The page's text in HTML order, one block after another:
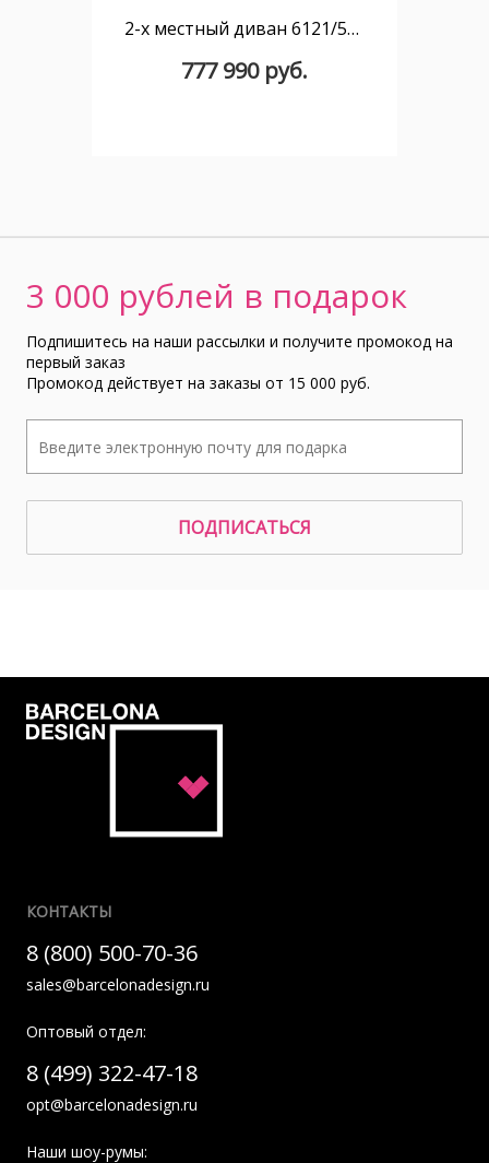
2-х местный диван 6121/5320-2P с обивкой из кожи и механизмом relax
777 990 руб.
3 000 рублей в подарок
Подпишитесь на наши рассылки и получите промокод на
первый заказ
Промокод действует на заказы от 15 000 руб.
ПОДПИСАТЬСЯ
КОНТАКТЫ
8 (800) 500-70-36
sales@barcelonadesign.ru
Оптовый отдел:
8 (499) 322-47-18
opt@barcelonadesign.ru
Наши шоу-румы: